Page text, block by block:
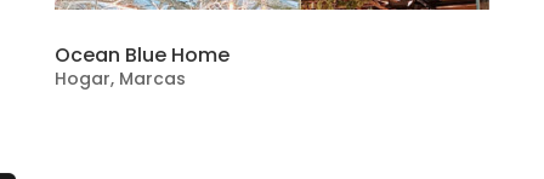
Ocean Blue Home
Hogar, Marcas